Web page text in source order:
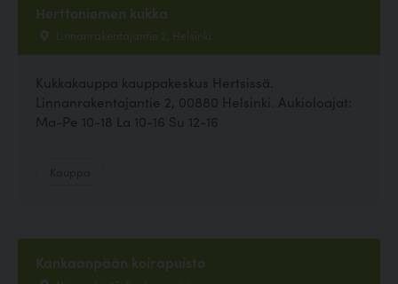
Herttoniemen kukka
Linnanrakentajantie 2, Helsinki
Kukkakauppa kauppakeskus Hertsissä.
Linnanrakentajantie 2, 00880 Helsinki. Aukioloajat:
Ma-Pe 10-18 La 10-16 Su 12-16
Kankaanpään koirapuisto